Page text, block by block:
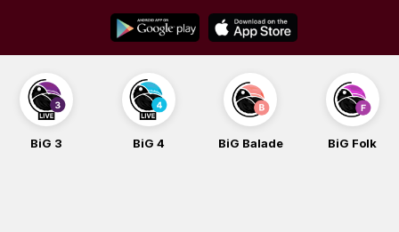
content
BiG 3 BiG 4 BiG Balade BiG Folk